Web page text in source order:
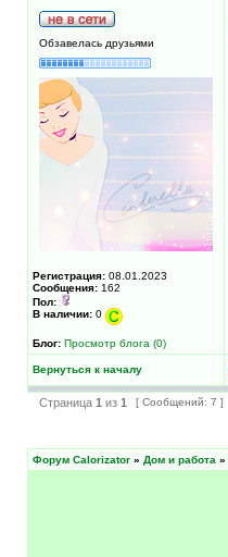
Обзавелась друзьями
Регистрация: 08.01.2023
Сообщения: 162
Пол:
В наличии: 0
Блог: Просмотр блога (0)
Вернуться к началу
Страница 1 из 1 [ Сообщений: 7 ]
Форум Calorizator » Дом и работа »